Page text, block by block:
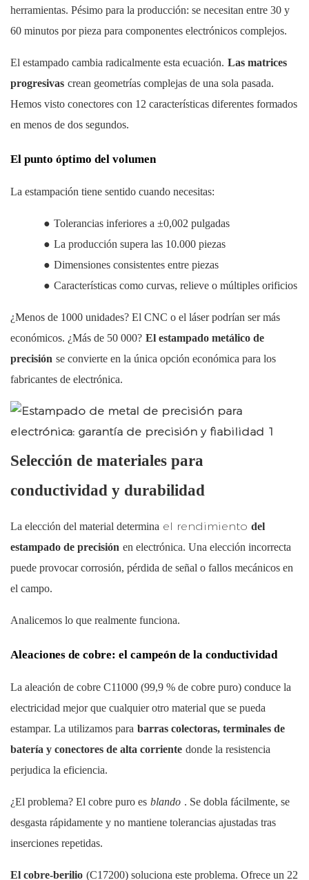
herramientas. Pésimo para la producción: se necesitan entre 30 y
60 minutos por pieza para componentes electrónicos complejos.
El estampado cambia radicalmente esta ecuación. Las matrices
progresivas crean geometrías complejas de una sola pasada.
Hemos visto conectores con 12 características diferentes formados
en menos de dos segundos.
El punto óptimo del volumen
La estampación tiene sentido cuando necesitas:
● Tolerancias inferiores a ±0,002 pulgadas
● La producción supera las 10.000 piezas
● Dimensiones consistentes entre piezas
● Características como curvas, relieve o múltiples orificios
¿Menos de 1000 unidades? El CNC o el láser podrían ser más
económicos. ¿Más de 50 000? El estampado metálico de
precisión se convierte en la única opción económica para los
fabricantes de electrónica.
Selección de materiales para
conductividad y durabilidad
La elección del material determina el rendimiento del
estampado de precisión en electrónica. Una elección incorrecta
puede provocar corrosión, pérdida de señal o fallos mecánicos en
el campo.
Analicemos lo que realmente funciona.
Aleaciones de cobre: ​​el campeón de la conductividad
La aleación de cobre C11000 (99,9 % de cobre puro) conduce la
electricidad mejor que cualquier otro material que se pueda
estampar. La utilizamos para barras colectoras, terminales de
batería y conectores de alta corriente donde la resistencia
perjudica la eficiencia.
¿El problema? El cobre puro es blando . Se dobla fácilmente, se
desgasta rápidamente y no mantiene tolerancias ajustadas tras
inserciones repetidas.
El cobre-berilio (C17200) soluciona este problema. Ofrece un 22